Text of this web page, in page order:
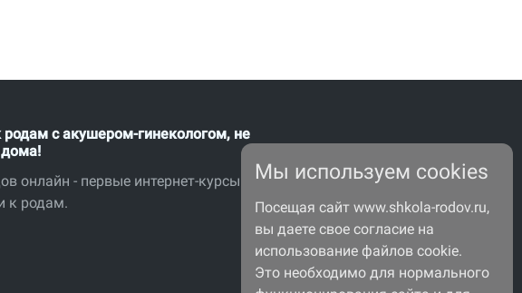
родам с акушером-гинекологом, не
онлайн - первые интернет-курсы
к родам.
Мы используем cookies
Посещая сайт www.shkola-rodov.ru,
вы даете свое согласие на
использование файлов cookie.
Это необходимо для нормального